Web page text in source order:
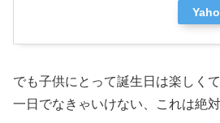
でも子供にとって誕生日は楽しく
一日でなきゃいけない、これは絶